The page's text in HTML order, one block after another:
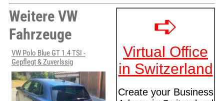
Weitere VW
Fahrzeuge
VW Polo Blue GT 1.4 TSI -
Gepflegt & Zuverlssig